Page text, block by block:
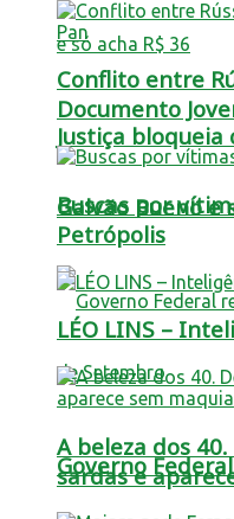
Justiça
Galvão Bueno e
Governo
Conflito entre
Documento
Buscas por
Petrópolis
LÉO LINS –
A beleza dos
sardas e